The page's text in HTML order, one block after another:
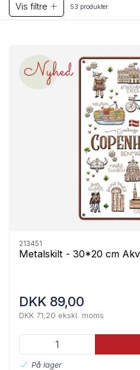
Vis filtre 53 produkter
Nyhed
213451
Metalskilt - 30*20 cm
DKK 89,00
DKK 71,20 ekskl. moms
På lager